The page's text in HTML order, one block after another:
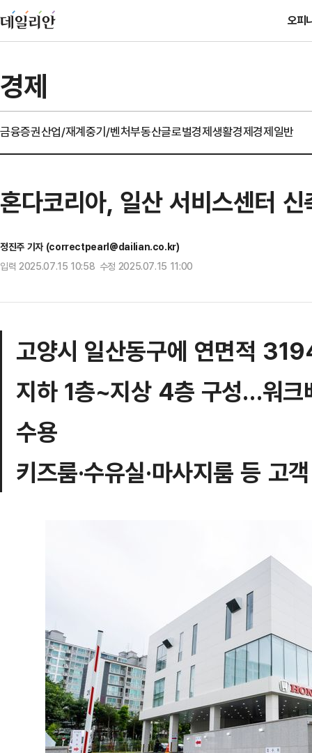
오피
경제
금융증권산업/재계중기/벤처부동산글로벌경제생활경제경제일반
혼다코리아, 일산 서비스센터
정진주 기자 (correctpearl@dailian.co.kr)
입력 2025.07.15 10:58 수정 2025.07.15 11:00
고양시 일산동구에 연면적
지하 1층~지상 4층 구성…워
수용
키즈룸·수유실·마사지룸 등 고